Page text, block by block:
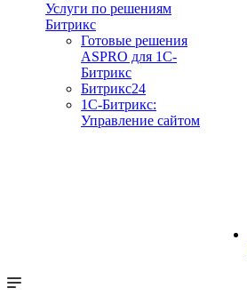
Услуги по решениям
Битрикс
Готовые решения
ASPRO для 1С-
Битрикс
Битрикс24
1С-Битрикс:
Управление сайтом